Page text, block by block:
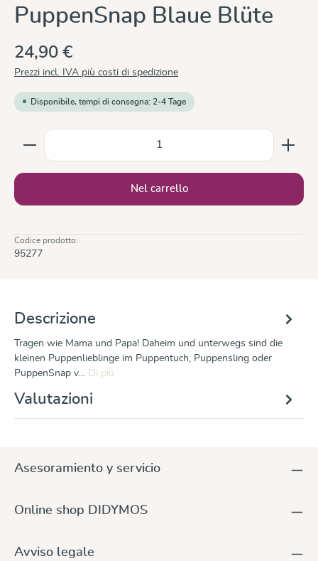
Valutazione media di 0 su 5 stelle
PuppenSnap Blaue Blüte
24,90 €
Prezzi incl. IVA più costi di spedizione
Disponibile, tempi di consegna: 2-4 Tage
Quantità del prodotto: inserisci la quantità
Nel carrello
Codice prodotto:
95277
Descrizione
Tragen wie Mama und Papa! Daheim und unterwegs sind die
kleinen Puppenlieblinge im Puppentuch, Puppensling oder
PuppenSnap v… Di più
Valutazioni
Asesoramiento y servicio
Online shop DIDYMOS
Avviso legale